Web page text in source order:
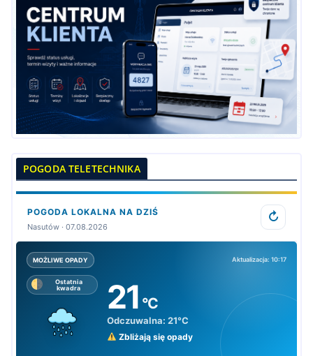
POGODA TELETECHNIKA
POGODA LOKALNA NA DZIŚ
Nasutów · 07.08.2026
↻
MOŻLIWE OPADY Aktualizacja: 10:17
Ostatnia
kwadra
21 °C
Odczuwalna: 21°C
Zbliżają się opady